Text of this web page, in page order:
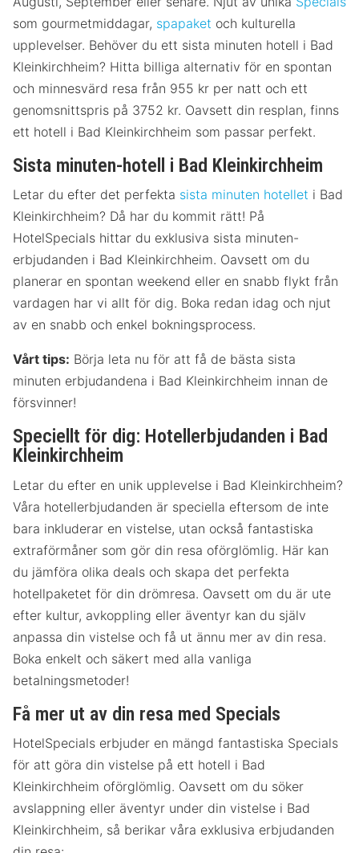
som gourmetmiddagar, spapaket och kulturella
upplevelser. Behöver du ett sista minuten hotell i Bad
Kleinkirchheim? Hitta billiga alternativ för en spontan
och minnesvärd resa från 955 kr per natt och ett
genomsnittspris på 3752 kr. Oavsett din resplan, finns
ett hotell i Bad Kleinkirchheim som passar perfekt.
Sista minuten-hotell i Bad Kleinkirchheim
Letar du efter det perfekta sista minuten hotellet i Bad
Kleinkirchheim? Då har du kommit rätt! På
HotelSpecials hittar du exklusiva sista minuten-
erbjudanden i Bad Kleinkirchheim. Oavsett om du
planerar en spontan weekend eller en snabb flykt från
vardagen har vi allt för dig. Boka redan idag och njut
av en snabb och enkel bokningsprocess.
Vårt tips: Börja leta nu för att få de bästa sista
minuten erbjudandena i Bad Kleinkirchheim innan de
försvinner!
Speciellt för dig: Hotellerbjudanden i Bad
Kleinkirchheim
Letar du efter en unik upplevelse i Bad Kleinkirchheim?
Våra hotellerbjudanden är speciella eftersom de inte
bara inkluderar en vistelse, utan också fantastiska
extraförmåner som gör din resa oförglömlig. Här kan
du jämföra olika deals och skapa det perfekta
hotellpaketet för din drömresa. Oavsett om du är ute
efter kultur, avkoppling eller äventyr kan du själv
anpassa din vistelse och få ut ännu mer av din resa.
Boka enkelt och säkert med alla vanliga
betalningsmetoder!
Få mer ut av din resa med Specials
HotelSpecials erbjuder en mängd fantastiska Specials
för att göra din vistelse på ett hotell i Bad
Kleinkirchheim oförglömlig. Oavsett om du söker
avslappning eller äventyr under din vistelse i Bad
Kleinkirchheim, så berikar våra exklusiva erbjudanden